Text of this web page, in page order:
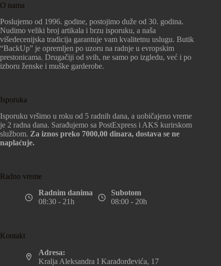
O nama
Poslujemo od 1996. godine, postojimo duže od 30. godina.
Nudimo veliki broj artikala i brzu isporuku, a naša
višedecenijska tradicija garantuje vam kvalitetnu uslugu. Butik
“BackUp” je opremljen po uzoru na radnje u evropskim
prestonicama. Drugačiji od svih, ne samo po izgledu, već i po
izboru ženske i muške garderobe.
Isporuka
Isporuku vršimo u roku od 5 radnih dana, a uobičajeno vreme
je 2 radna dana. Sarađujemo sa PostExpress i AKS kurirskom
službom. Za iznos preko 7000,00 dinara, dostava se ne
naplaćuje.
Radno vreme
Radnim danima
08:30 - 21h
Subotom
08:00 - 20h
Kontakt
Adresa:
Kralja Aleksandra I Karađorđevića, 17